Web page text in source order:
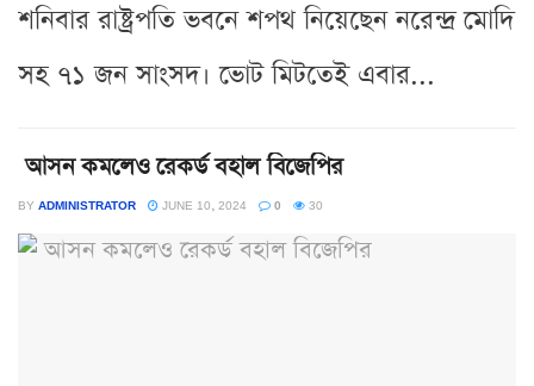
শনিবার রাষ্ট্রপতি ভবনে শপথ নিয়েছেন নরেন্দ্র মোদি
সহ ৭১ জন সাংসদ। ভোট মিটতেই এবার...
আসন কমলেও রেকর্ড বহাল বিজেপির
BY ADMINISTRATOR JUNE 10, 2024 0 30